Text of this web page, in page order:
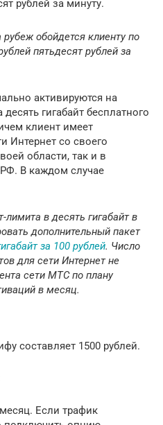
рублей за минуту.
обойдется клиенту по
пятьдесят рублей за
активируются на
гигабайт бесплатного
клиент имеет
Интернет со своего
области, так и в
РФ. В каждом случае
в десять гигабайт в
дополнительный пакет
за 100 рублей. Число
для сети Интернет не
сети МТС по плану
в месяц.
составляет 1500 рублей.
Если трафик